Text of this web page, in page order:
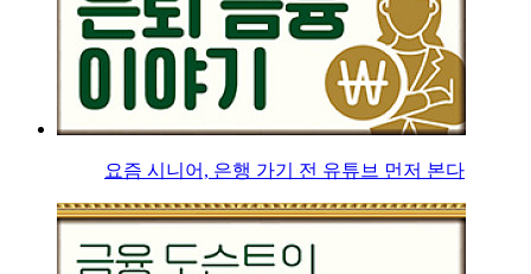
요즘 시니어, 은행 가기 전 유튜브 먼저 본다